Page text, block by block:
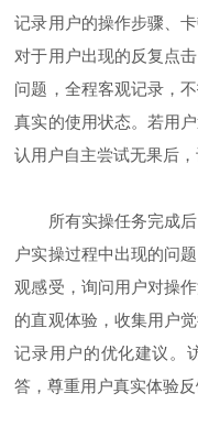
记录用户的操作步骤、
对于用户出现的反复点
问题，全程客观记录，
真实的使用状态。若用
认用户自主尝试无果后
所有实操任务完成后
户实操过程中出现的问
观感受，询问用户对操
的直观体验，收集用户
记录用户的优化建议。
答，尊重用户真实体验反